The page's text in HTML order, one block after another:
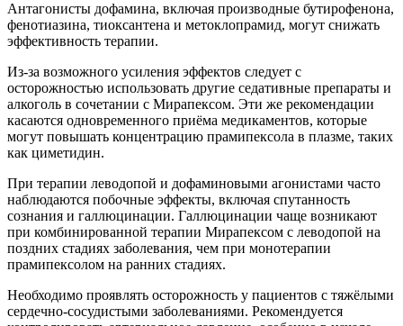
Антагонисты дофамина, включая производные бутирофенона,
фенотиазина, тиоксантена и метоклопрамид, могут снижать
эффективность терапии.
Из-за возможного усиления эффектов следует с
осторожностью использовать другие седативные препараты и
алкоголь в сочетании с Мирапексом. Эти же рекомендации
касаются одновременного приёма медикаментов, которые
могут повышать концентрацию прамипексола в плазме, таких
как циметидин.
При терапии леводопой и дофаминовыми агонистами часто
наблюдаются побочные эффекты, включая спутанность
сознания и галлюцинации. Галлюцинации чаще возникают
при комбинированной терапии Мирапексом с леводопой на
поздних стадиях заболевания, чем при монотерапии
прамипексолом на ранних стадиях.
Необходимо проявлять осторожность у пациентов с тяжёлыми
сердечно-сосудистыми заболеваниями. Рекомендуется